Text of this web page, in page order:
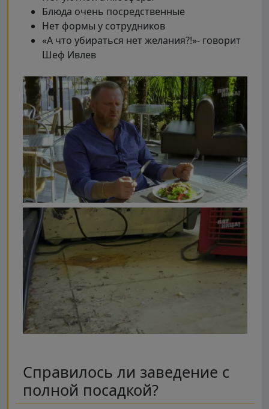
Блюда очень посредственные
Нет формы у сотрудников
«А что убираться нет желания?!»- говорит
Шеф Ивлев
Справилось ли заведение с
полной посадкой?